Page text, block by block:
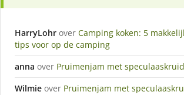
HarryLohr over Camping koken: 5
tips voor op de camping
anna over Pruimenjam met
Wilmie over Pruimenjam met